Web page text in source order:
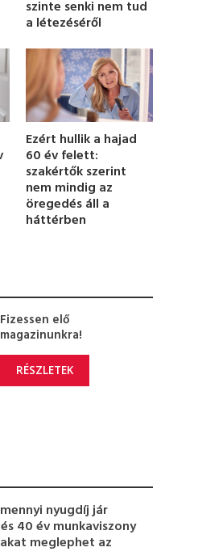
szinte senki nem tud
a létezéséről
Ezért hullik a hajad
60 év felett:
szakértők szerint
nem mindig az
öregedés áll a
háttérben
Fizessen elő
magazinunkra!
RÉSZLETEK
nyugdíj jár
40 év munkaviszony
meglephet az